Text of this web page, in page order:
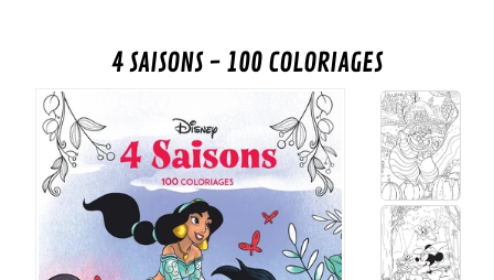
4 SAISONS - 100 COLORIAGES